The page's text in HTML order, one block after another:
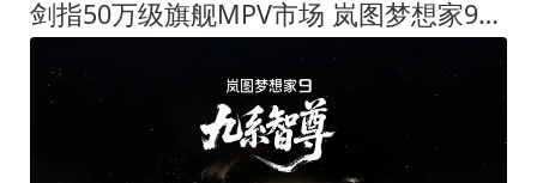
剑指50万级旗舰MPV市场 岚图梦想家9定名